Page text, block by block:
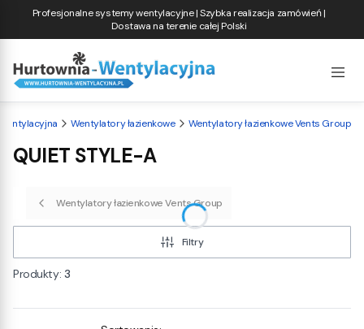
Profesjonalne systemy wentylacyjne | Szybka realizacja zamówień |
Dostawa na terenie całej Polski
Wentylatory łazienkowe Wentylatory łazienkowe Vents Group
QUIET STYLE-A
Wentylatory łazienkowe Vents Group
Filtry
Produkty: 3